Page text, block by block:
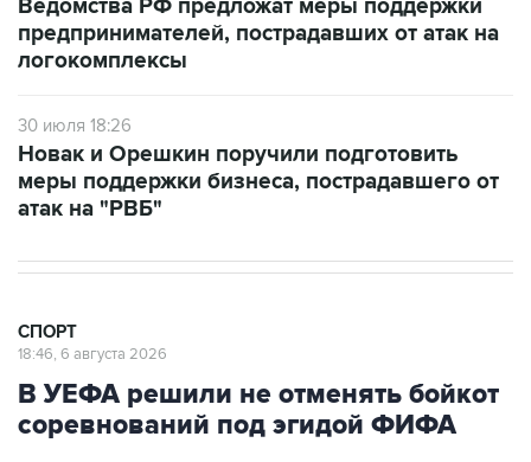
Ведомства РФ предложат меры поддержки
предпринимателей, пострадавших от атак на
логокомплексы
30 июля 18:26
Новак и Орешкин поручили подготовить
меры поддержки бизнеса, пострадавшего от
атак на "РВБ"
СПОРТ
18:46, 6 августа 2026
В УЕФА решили не отменять бойкот
соревнований под эгидой ФИФА